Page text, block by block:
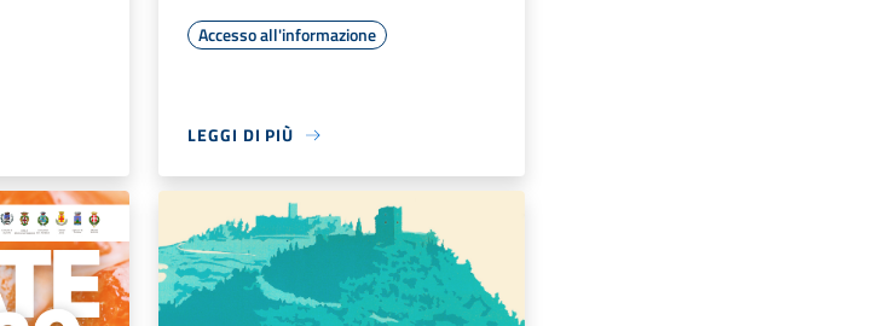
Accesso all'informazione
LEGGI DI PIÙ